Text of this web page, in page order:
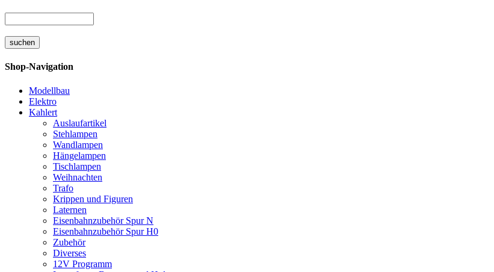
Shop-Navigation
Modellbau
Elektro
Kahlert
Auslaufartikel
Stehlampen
Wandlampen
Hängelampen
Tischlampen
Weihnachten
Trafo
Krippen und Figuren
Laternen
Eisenbahnzubehör Spur N
Eisenbahnzubehör Spur H0
Zubehör
Diverses
12V Programm